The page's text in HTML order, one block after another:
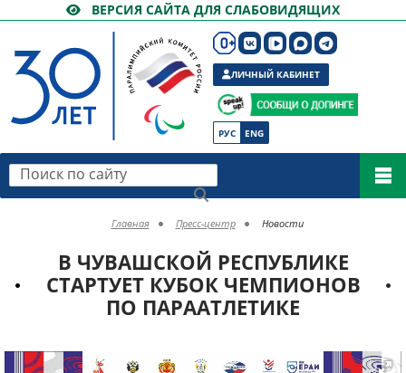
ВЕРСИЯ САЙТА ДЛЯ СЛАБОВИДЯЩИХ
РУС ENG
ЛИЧНЫЙ КАБИНЕТ
Поиск по сайту
Главная Пресс-центр Новости
В ЧУВАШСКОЙ РЕСПУБЛИКЕ
СТАРТУЕТ КУБОК ЧЕМПИОНОВ
ПО ПАРААТЛЕТИКЕ